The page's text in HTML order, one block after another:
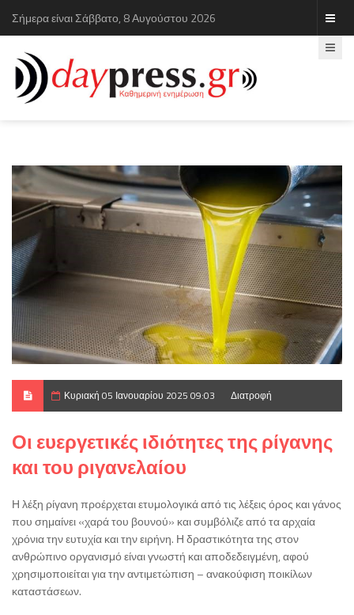
Σήμερα είναι Σάββατο, 8 Αυγούστου 2026
Κυριακή 05 Ιανουαρίου 2025 09:03 Διατροφή
Οι ευεργετικές ιδιότητες της ρίγανης
και του ριγανελαίου
Η λέξη ρίγανη προέρχεται ετυμολογικά από τις λέξεις όρος και γάνος
που σημαίνει «χαρά του βουνού» και συμβόλιζε από τα αρχαία
χρόνια την ευτυχία και την ειρήνη. Η δραστικότητα της στον
ανθρώπινο οργανισμό είναι γνωστή και αποδεδειγμένη, αφού
χρησιμοποιείται για την αντιμετώπιση – ανακούφιση ποικίλων
καταστάσεων.